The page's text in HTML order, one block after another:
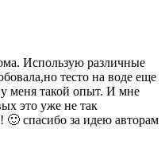
Использую различные
тесто на воде еще
меня такой опыт. И мне
это уже не так
спасибо за идею авторам